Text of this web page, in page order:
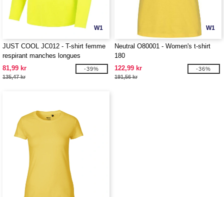
W1
JUST COOL JC012 - T-shirt femme
respirant manches longues
Neoteric™
81,99 kr
135,47 kr
-39%
W1
Neutral O80001 - Women's t-shirt
180
122,99 kr
191,56 kr
-36%